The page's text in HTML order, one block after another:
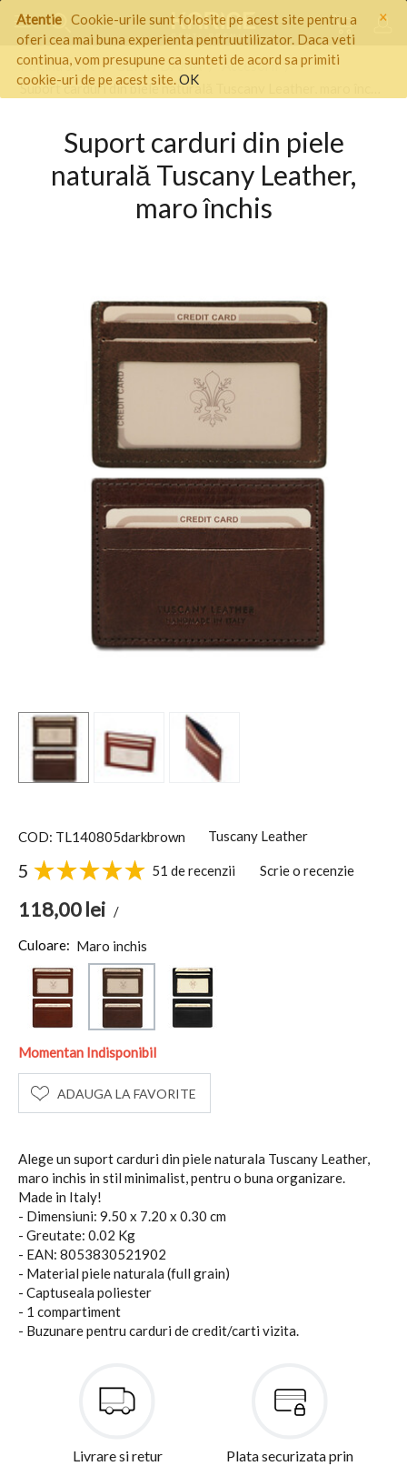
×
Atentie Cookie-urile sunt folosite pe acest site pentru a
oferi cea mai buna experienta pentruutilizator. Daca veti
continua, vom presupune ca sunteti de acord sa primiti
cookie-uri de pe acest site.OK
Pagina start / GENTI DAMA / Accesorii /
Suport carduri din piele naturală Tuscany Leather, maro închis
Suport carduri din piele
naturală Tuscany Leather,
maro închis
COD: TL140805darkbrown Tuscany Leather
5 51 de recenzii Scrie o recenzie
118,00lei /
Culoare: Maro inchis
Momentan Indisponibil
ADAUGA LA FAVORITE
Alege un suport carduri din piele naturala Tuscany Leather,
maro inchis in stil minimalist, pentru o buna organizare.
Made in Italy!
- Dimensiuni: 9.50 x 7.20 x 0.30 cm
- Greutate: 0.02 Kg
- EAN: 8053830521902
- Material piele naturala (full grain)
- Captuseala poliester
- 1 compartiment
- Buzunare pentru carduri de credit/carti vizita.
Livrare si retur
Plata securizata prin